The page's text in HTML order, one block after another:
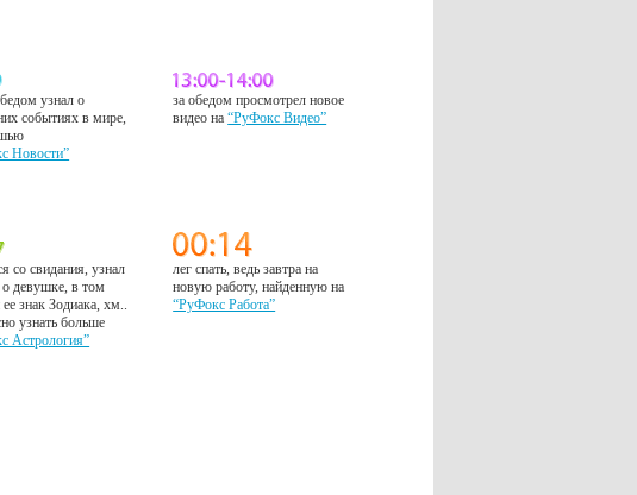
узнал о
событиях в мире,
Новости”
за обедом просмотрел новое
видео на“РуФокс Видео”
со свидания, узнал
девушке, в том
ее знак Зодиака, хм..
узнать больше
Астрология”
лег спать, ведь завтра на
новую работу, найденную на
“РуФокс Работа”